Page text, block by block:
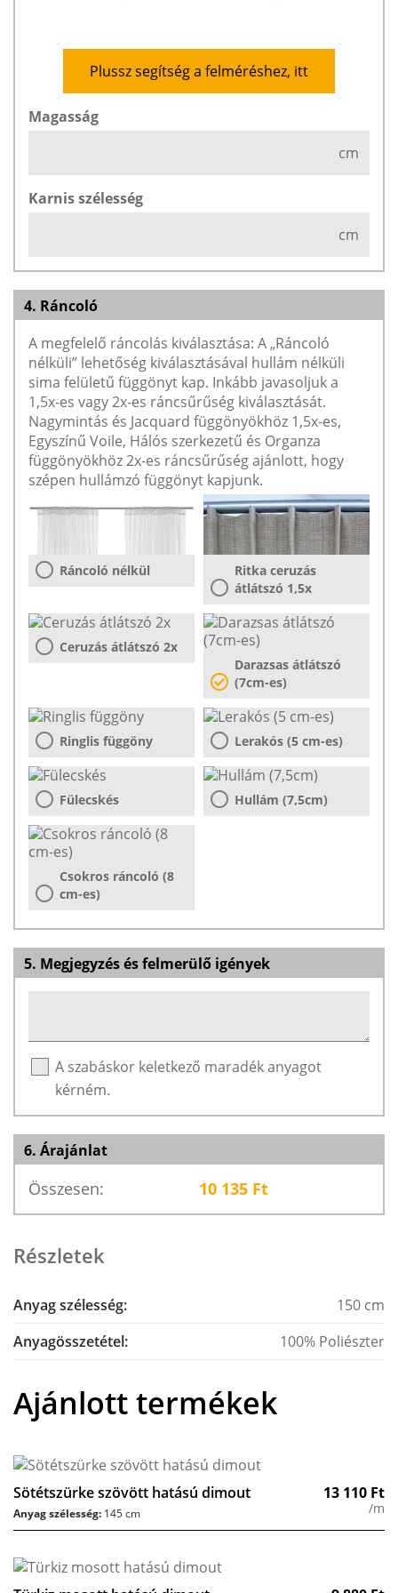
Plussz segítség a felméréshez, itt
Magasság
cm
Karnis szélesség
cm
4. Ráncoló
A megfelelő ráncolás kiválasztása: A „Ráncoló
nélküli” lehetőség kiválasztásával hullám nélküli
sima felületű függönyt kap. Inkább javasoljuk a
1,5x-es vagy 2x-es ráncsűrűség kiválasztását.
Nagymintás és Jacquard függönyökhöz 1,5x-es,
Egyszínű Voile, Hálós szerkezetű és Organza
függönyökhöz 2x-es ráncsűrűség ajánlott, hogy
szépen hullámzó függönyt kapjunk.
Ráncoló nélkül
Ritka ceruzás
átlátszó 1,5x
Ceruzás átlátszó 2x
Darazsas átlátszó
(7cm-es)
Ringlis függöny Lerakós (5 cm-es)
Fülecskés Hullám (7,5cm)
Csokros ráncoló (8
cm-es)
5. Megjegyzés és felmerülő igények
A szabáskor keletkező maradék anyagot
kérném.
6. Árajánlat
Összesen: 10 135 Ft
Részletek
Anyag szélesség:
150 cm
Anyagösszetétel:
100% Poliészter
Ajánlott termékek
Sötétszürke szövött hatású dimout 13 110 Ft
/m
Anyag szélesség: 145 cm